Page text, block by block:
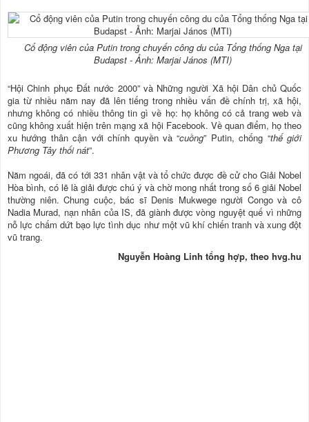
Cổ động viên của Putin trong chuyến công du của Tổng thống Nga tại
Budapst - Ảnh: Marjai János (MTI)
“Hội Chinh phục Đất nước 2000” và Những người Xã hội Dân chủ Quốc
gia từ nhiều năm nay đã lên tiếng trong nhiều vấn đề chính trị, xã hội,
nhưng không có nhiều thông tin gì về họ: họ không có cả trang web và
cũng không xuất hiện trên mạng xã hội Facebook. Về quan điểm, họ theo
xu hướng thân cận với chính quyền và “cuồng” Putin, chống “thế giới
Phương Tây thối nát”.
Năm ngoái, đã có tới 331 nhân vật và tổ chức được đề cử cho Giải Nobel
Hòa bình, có lẽ là giải được chú ý và chờ mong nhất trong số 6 giải Nobel
thường niên. Chung cuộc, bác sĩ Denis Mukwege người Congo và cô
Nadia Murad, nạn nhân của IS, đã giành được vòng nguyệt quế vì những
nỗ lực chấm dứt bạo lực tình dục như một vũ khí chiến tranh và xung đột
vũ trang.
Nguyễn Hoàng Linh tổng hợp, theo hvg.hu